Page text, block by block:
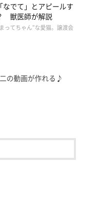
でて」とアピールす
獣医師が解説
ってちゃん”な愛猫。譲渡会
の動画が作れる♪